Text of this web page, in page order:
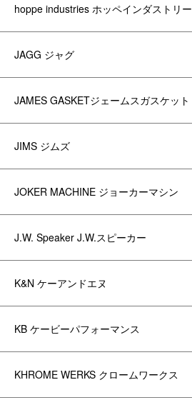
hoppe industries ホッペインダストリー
JAGG ジャグ
JAMES GASKETジェームスガスケット
JIMS ジムズ
JOKER MACHINE ジョーカーマシン
J.W. Speaker J.W.スピーカー
K&N ケーアンドエヌ
KB ケービーパフォーマンス
KHROME WERKS クロームワークス